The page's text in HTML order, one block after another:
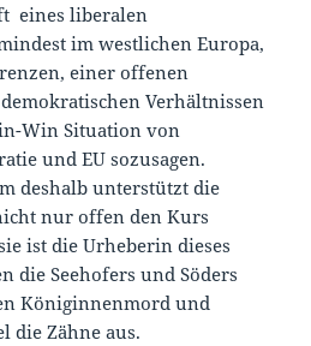
eines liberalen
im westlichen Europa,
einer offenen
Verhältnissen
Win Situation von
und EU sozusagen.
deshalb unterstützt die
nur offen den Kurs
ist die Urheberin dieses
die Seehofers und Söders
Königinnenmord und
die Zähne aus.